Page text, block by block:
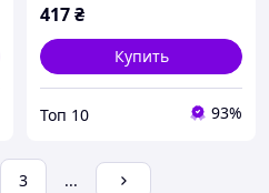
стоп габарит с
креплением под номер
417₴
Купить
Топ 10 93%
3 ...